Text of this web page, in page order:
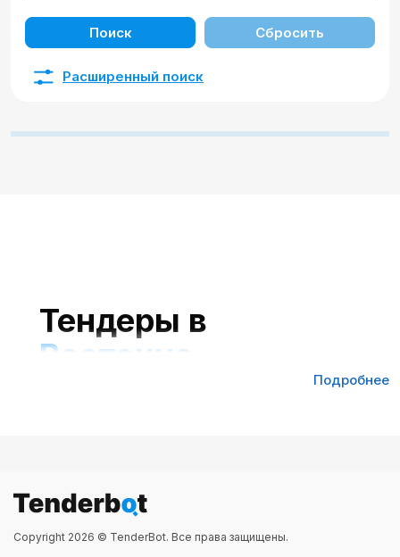
Поиск Сбросить
Расширенный поиск
Тендеры в
Восточно-
Закупки и тендеры Восточно-Казахстанской
через который организации региона находят
Подробнее
Copyright 2026 © TenderBot. Все права защищены.